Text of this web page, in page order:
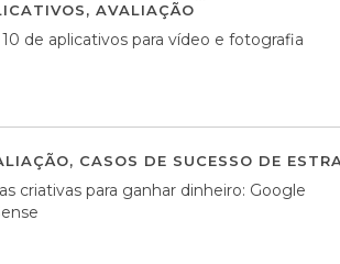
, AVALIAÇÃO
10 de aplicativos para vídeo e fotografia
, CASOS DE SUCESSO DE
criativas para ganhar dinheiro: Google